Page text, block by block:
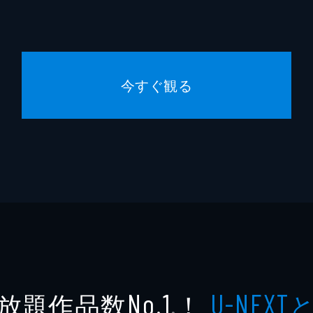
今すぐ観る
題作品数No.1 ！ U-NEXT